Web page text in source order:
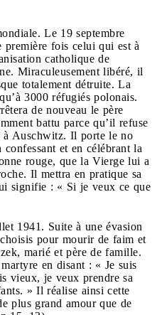
Le 19 septembre
première fois celui qui est à
catholique de
Miraculeusement libéré, il
totalement détruite. La
3000 réfugiés polonais.
de nouveau le père
battu parce qu’il refuse
Auschwitz. Il porte le no
et en célébrant la
rouge, que la Vierge lui a
Il mettra en pratique sa
signifie : « Si je veux ce que
1941. Suite à une évasion
pour mourir de faim et
marié et père de famille.
en disant : « Je suis
vieux, je veux prendre sa
» Il réalise ainsi cette
plus grand amour que de